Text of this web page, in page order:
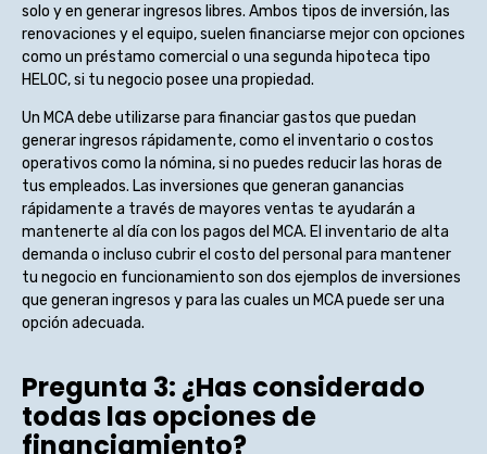
solo y en generar ingresos libres. Ambos tipos de inversión, las
renovaciones y el equipo, suelen financiarse mejor con opciones
como un préstamo comercial o una segunda hipoteca tipo
HELOC, si tu negocio posee una propiedad.
Un MCA debe utilizarse para financiar gastos que puedan
generar ingresos rápidamente, como el inventario o costos
operativos como la nómina, si no puedes reducir las horas de
tus empleados. Las inversiones que generan ganancias
rápidamente a través de mayores ventas te ayudarán a
mantenerte al día con los pagos del MCA. El inventario de alta
demanda o incluso cubrir el costo del personal para mantener
tu negocio en funcionamiento son dos ejemplos de inversiones
que generan ingresos y para las cuales un MCA puede ser una
opción adecuada.
Pregunta 3: ¿Has considerado
todas las opciones de
financiamiento?